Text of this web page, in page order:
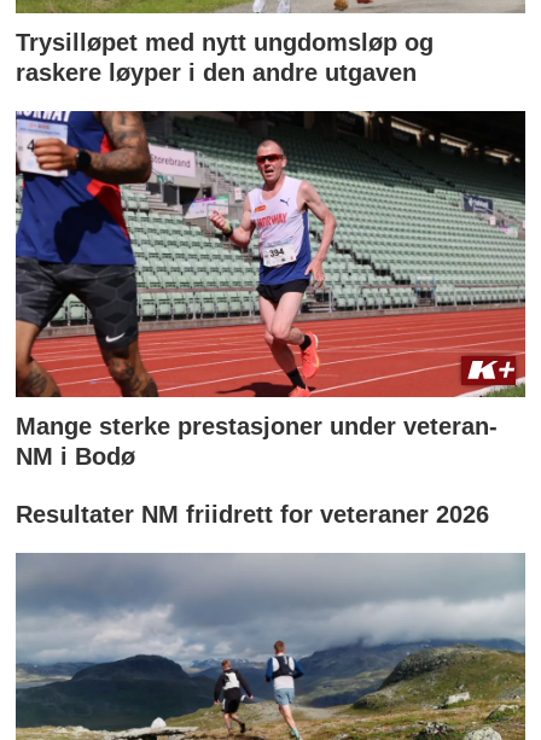
Trysilløpet med nytt ungdomsløp og
raskere løyper i den andre utgaven
Mange sterke prestasjoner under veteran-
NM i Bodø
Resultater NM friidrett for veteraner 2026